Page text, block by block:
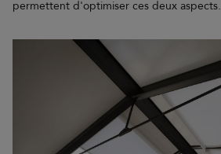
permettent d'optimiser ces deux aspects.